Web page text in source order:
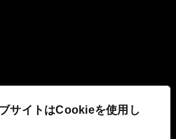
サイトはCookieを使用し
組み